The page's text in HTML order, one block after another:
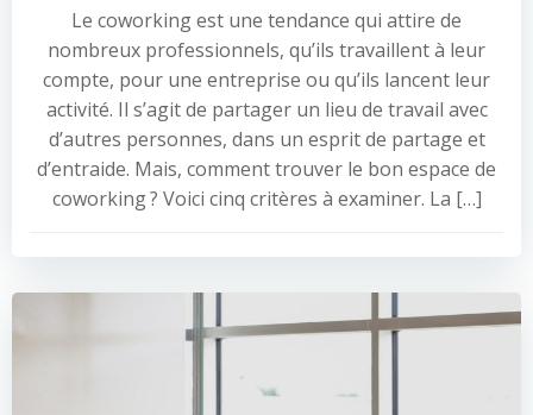
Le coworking est une tendance qui attire de
nombreux professionnels, qu’ils travaillent à leur
compte, pour une entreprise ou qu’ils lancent leur
activité. Il s’agit de partager un lieu de travail avec
d’autres personnes, dans un esprit de partage et
d’entraide. Mais, comment trouver le bon espace de
coworking ? Voici cinq critères à examiner. La […]